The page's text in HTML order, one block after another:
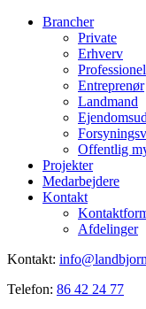
Brancher
Private
Erhverv
Entreprenør
Landmand
Offentlig
Projekter
Medarbejdere
Kontakt
Afdelinger
Kontakt:
Telefon: 86 42 24 77